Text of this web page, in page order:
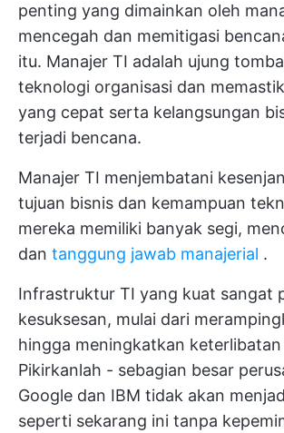
penting yang dimainkan oleh
mencegah dan memitigasi
itu. Manajer TI adalah ujung
teknologi organisasi dan
yang cepat serta kelangsungan
terjadi bencana.
Manajer TI menjembatani
tujuan bisnis dan kemampuan
mereka memiliki banyak segi,
dan tanggung jawab manajerial .
Infrastruktur TI yang kuat sangat
kesuksesan, mulai dari
hingga meningkatkan
Pikirkanlah - sebagian besar
Google dan IBM tidak akan
seperti sekarang ini tanpa